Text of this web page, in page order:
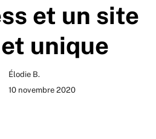
et un site
unique
Élodie B.
10 novembre 2020